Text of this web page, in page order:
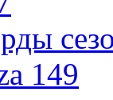
149